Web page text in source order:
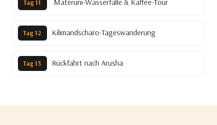
Tag 11 Materuni-Wasserfälle & Kaffee-Tour
Tag 12 Kilimandscharo-Tageswanderung
Tag 13 Rückfahrt nach Arusha